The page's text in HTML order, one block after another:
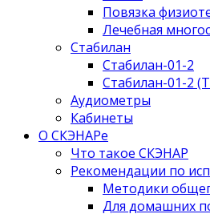
Повязка
Лечебная
Стабилан
Стабилан-01-2
Стабилан-01-2
Аудиометры
Кабинеты
О СКЭНАРе
Что такое СКЭНАР
Рекомендации по
Методики
Для домашних